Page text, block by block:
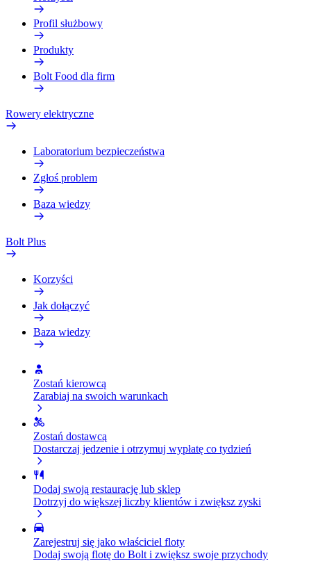
Profil służbowy
Produkty
Bolt Food dla firm
Rowery elektryczne
Laboratorium bezpieczeństwa
Zgłoś problem
Baza wiedzy
Bolt Plus
Korzyści
Jak dołączyć
Baza wiedzy
Zostań kierowcą
Zarabiaj na swoich warunkach
Zostań dostawcą
Dostarczaj jedzenie i otrzymuj wypłatę co tydzień
Dodaj swoją restaurację lub sklep
Dotrzyj do większej liczby klientów i zwiększ zyski
Zarejestruj się jako właściciel floty
Dodaj swoją flotę do Bolt i zwiększ swoje przychody